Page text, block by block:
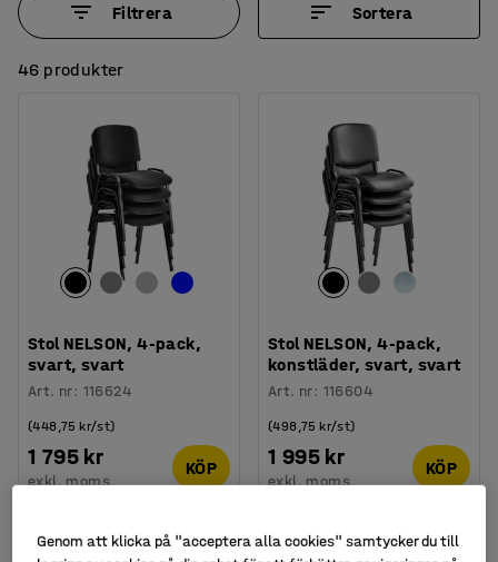
Filtrera Sortera
46 produkter
Stol NELSON, 4-pack,
svart, svart
Art. nr: 116624
1 795 kr
(448,75 kr/st)
exkl. moms
KÖP
Stol NELSON, 4-pack,
konstläder, svart, svart
Art. nr: 116604
1 995 kr
(498,75 kr/st)
exkl. moms
KÖP
Nyhet
Genom att klicka på "acceptera alla cookies" samtycker du till